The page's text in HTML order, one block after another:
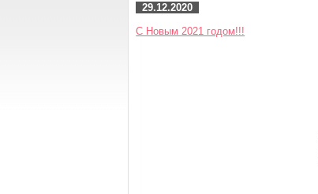
29.12.2020
С Новым 2021 годом!!!